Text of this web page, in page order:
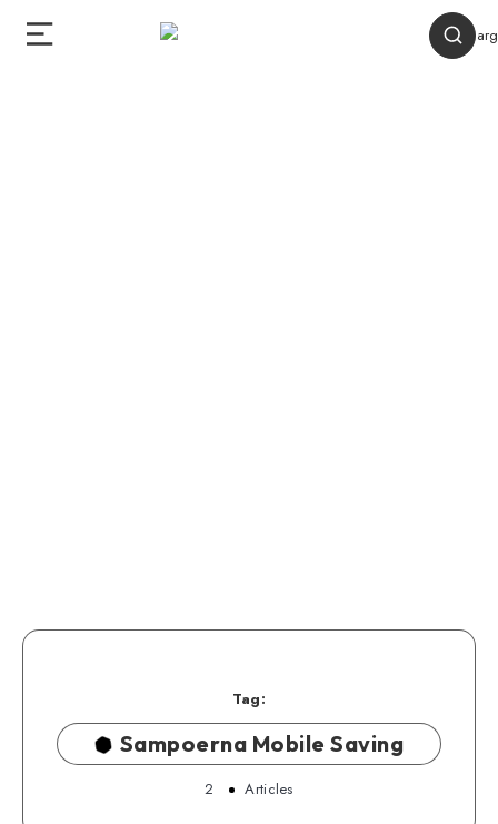
Tag:
Sampoerna Mobile Saving
2 Articles